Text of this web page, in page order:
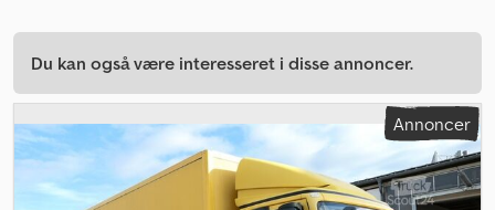
Du kan også være interesseret i disse annoncer.
Annoncer